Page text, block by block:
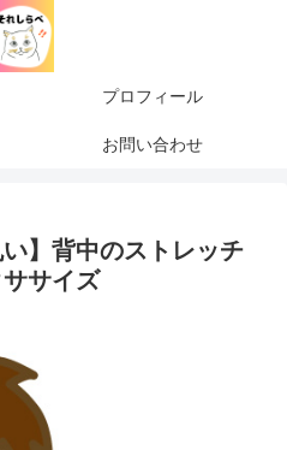
プロフィール
お問い合わせ
】背中のストレッチ
サイズ